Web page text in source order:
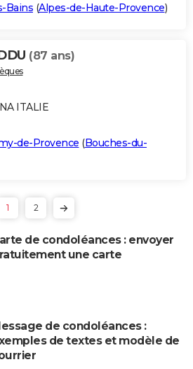
Bains (Alpes-de-Haute-Provence)
(87 ans)
ITALIE
de-Provence (Bouches-du-
1 2
de condoléances : envoyer
une carte
de condoléances :
de textes et modèle de